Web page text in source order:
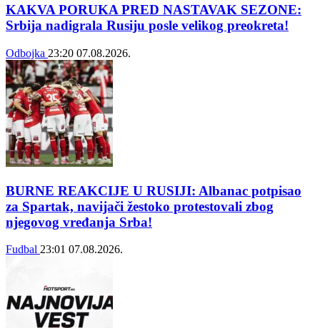
KAKVA PORUKA PRED NASTAVAK SEZONE:
Srbija nadigrala Rusiju posle velikog preokreta!
Odbojka 23:20 07.08.2026.
BURNE REAKCIJE U RUSIJI: Albanac potpisao
za Spartak, navijači žestoko protestovali zbog
njegovog vređanja Srba!
Fudbal 23:01 07.08.2026.